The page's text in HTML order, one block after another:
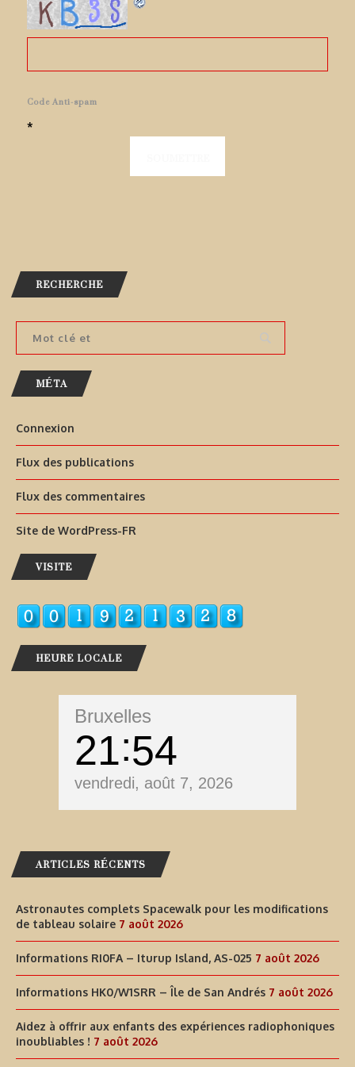
Code Anti-spam
*
RECHERCHE
MÉTA
Connexion
Flux des publications
Flux des commentaires
Site de WordPress-FR
VISITE
HEURE LOCALE
Bruxelles
21 54
vendredi, août 7, 2026
ARTICLES RÉCENTS
Astronautes complets Spacewalk pour les modifications
de tableau solaire 7 août 2026
Informations RI0FA – Iturup Island, AS-025 7 août 2026
Informations HK0/W1SRR – Île de San Andrés 7 août 2026
Aidez à offrir aux enfants des expériences radiophoniques
inoubliables ! 7 août 2026